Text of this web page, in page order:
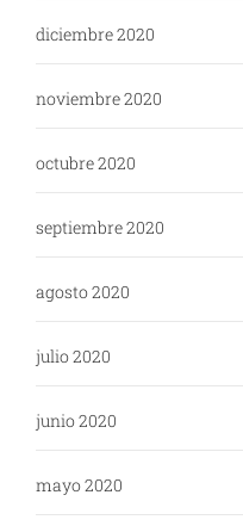
diciembre 2020
noviembre 2020
octubre 2020
septiembre 2020
agosto 2020
julio 2020
junio 2020
mayo 2020